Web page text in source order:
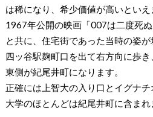
は稀になり、希少価値が高いといえ
1967年公開の映画「007は二度死
と共に、住宅街であった当時の姿が
四ッ谷駅麹町口を出て右方向に歩
東側が紀尾井町になります。
正確には上智大の入り口とイグナチ
大学のほとんどは紀尾井町に含まれ